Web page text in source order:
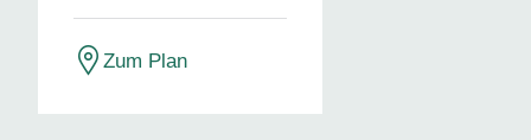
Zum Plan